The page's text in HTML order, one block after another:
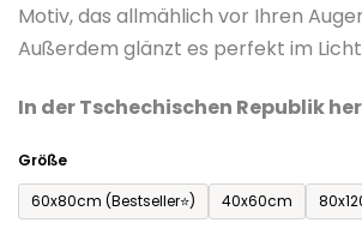
Motiv, das allmählich vor Ihren
Außerdem glänzt es perfekt im
In der Tschechischen Republik
Größe
60x80cm (Bestseller⭐)
40x60cm